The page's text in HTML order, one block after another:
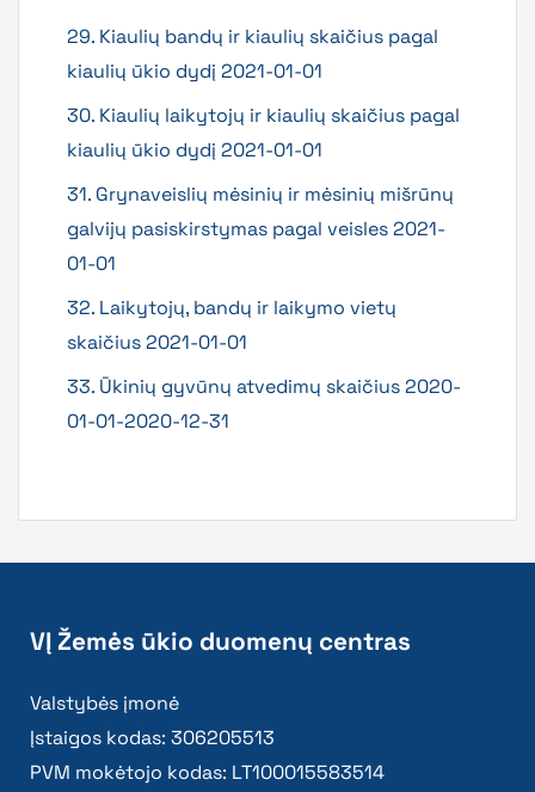
29. Kiaulių bandų ir kiaulių skaičius pagal
kiaulių ūkio dydį 2021-01-01
30. Kiaulių laikytojų ir kiaulių skaičius pagal
kiaulių ūkio dydį 2021-01-01
31. Grynaveislių mėsinių ir mėsinių mišrūnų
galvijų pasiskirstymas pagal veisles 2021-
01-01
32. Laikytojų, bandų ir laikymo vietų
skaičius 2021-01-01
33. Ūkinių gyvūnų atvedimų skaičius 2020-
01-01-2020-12-31
VĮ Žemės ūkio duomenų centras
Valstybės įmonė
Įstaigos kodas: 306205513
PVM mokėtojo kodas: LT100015583514